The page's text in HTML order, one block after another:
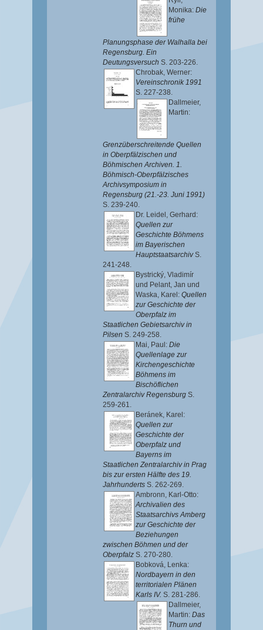
Monika: Die
frühe
Planungsphase der Walhalla bei
Regensburg. Ein
Deutungsversuch S. 203-226.
Chrobak, Werner:
Vereinschronik 1991
S. 227-238.
Dallmeier,
Martin:
Grenzüberschreitende Quellen
in Oberpfälzischen und
Böhmischen Archiven. 1.
Böhmisch-Oberpfälzisches
Archivsymposium in
Regensburg (21.-23. Juni 1991)
S. 239-240.
Dr. Leidel, Gerhard :
Quellen zur
Geschichte Böhmens
im Bayerischen
HauptstaatsarchivS.
241-248.
Bystrický, Vladimír
und Pelant, Jan und
Waska, Karel : Quellen
zur Geschichte der
Oberpfalz im
Staatlichen Gebietsarchiv in
Pilsen S. 249-258.
Mai, Paul : Die
Quellenlage zur
Kirchengeschichte
Böhmens im
Bischöflichen
Zentralarchiv Regensburg S.
259-261.
Beránek, Karel :
Quellen zur
Geschichte der
Oberpfalz und
Bayerns im
Staatlichen Zentralarchiv in Prag
bis zur ersten Hälfte des 19.
Jahrhunderts S. 262-269.
Ambronn, Karl-Otto:
Archivalien des
Staatsarchivs Amberg
zur Geschichte der
Beziehungen
zwischen Böhmen und der
Oberpfalz S. 270-280.
Bobková, Lenka:
Nordbayern in den
territorialen Plänen
Karls IV. S. 281-286.
Dallmeier,
Martin: Das
Thurn und